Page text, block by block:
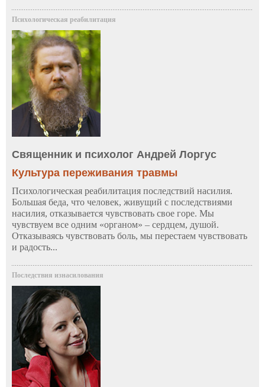
Психологическая реабилитация
Священник и психолог Андрей Лоргус
Культура переживания травмы
Психологическая реабилитация последствий насилия.
Большая беда, что человек, живущий с последствиями
насилия, отказывается чувствовать свое горе. Мы
чувствуем все одним «органом» – сердцем, душой.
Отказываясь чувствовать боль, мы перестаем чувствовать
и радость...
Последствия изнасилования